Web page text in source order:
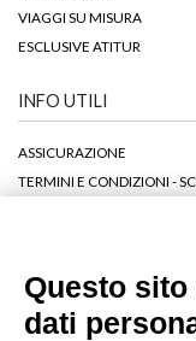
VIAGGI SU MISURA
ESCLUSIVE ATITUR
INFO UTILI
ASSICURAZIONE
TERMINI E CONDIZIONI -
DOCUMENTI RELATIVI AL
LINK UTILI
EU - SAFETY LIST
Questo
dati